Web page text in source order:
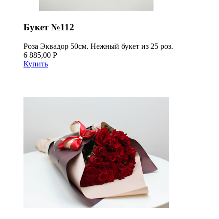
Букет №112
Роза Эквадор 50см. Нежный букет из 25 роз.
6 885,00 Р
Купить